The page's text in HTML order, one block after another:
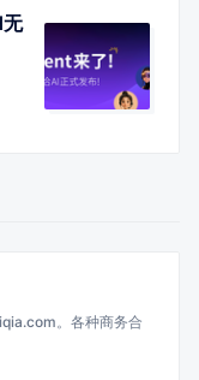
。各种商务合